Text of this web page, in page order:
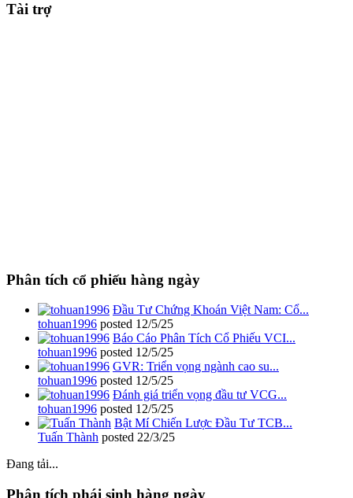
Tài trợ
Phân tích cổ phiếu hàng ngày
Đầu Tư Chứng Khoán Việt Nam: Cổ...
tohuan1996 posted 12/5/25
Báo Cáo Phân Tích Cổ Phiếu VCI...
tohuan1996 posted 12/5/25
GVR: Triển vọng ngành cao su...
tohuan1996 posted 12/5/25
Đánh giá triển vọng đầu tư VCG...
tohuan1996 posted 12/5/25
Bật Mí Chiến Lược Đầu Tư TCB...
Tuấn Thành posted 22/3/25
Đang tải...
Phân tích phái sinh hàng ngày